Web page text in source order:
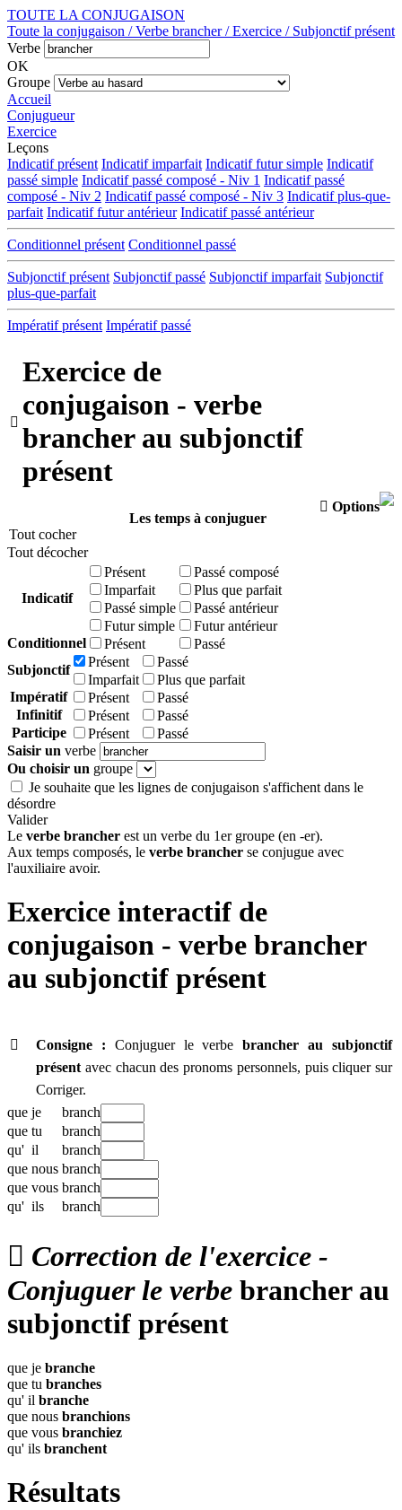
TOUTE LA CONJUGAISON
Toute la conjugaison / Verbe brancher / Exercice / Subjonctif présent
Verbe
OK
Groupe
Accueil
Conjugueur
Exercice
Leçons
Indicatif présent Indicatif imparfait Indicatif futur simple Indicatif
passé simple Indicatif passé composé - Niv 1 Indicatif passé
composé - Niv 2 Indicatif passé composé - Niv 3 Indicatif plus-que-
parfait Indicatif futur antérieur Indicatif passé antérieur
Conditionnel présent Conditionnel passé
Subjonctif présent Subjonctif passé Subjonctif imparfait Subjonctif
plus-que-parfait
Impératif présent Impératif passé

Exercice de
conjugaison - verbe
brancher au subjonctif
présent
 Options
Les temps à conjuguer
Tout cocher
Tout décocher
Indicatif
Présent
Passé composé
Imparfait
Plus que parfait
Passé simple
Passé antérieur
Futur simple
Futur antérieur
Conditionnel
Présent
Passé
Subjonctif
Présent
Passé
Imparfait
Plus que parfait
Impératif
Présent
Passé
Infinitif
Présent
Passé
Participe
Présent
Passé
Saisir un verbe
Ou choisir un groupe
Je souhaite que les lignes de conjugaison s'affichent dans le
désordre
Valider
Le verbe brancher est un verbe du 1er groupe (en -er).
Aux temps composés, le verbe brancher se conjugue avec
l'auxiliaire avoir.
Exercice interactif de
conjugaison - verbe brancher
au subjonctif présent
 Consigne : Conjuguer le verbebrancher au subjonctif
présent avec chacun des pronoms personnels, puis cliquer sur
Corriger.
que je
branch
que tu
branch
qu' il
branch
que nous branch
que vous branch
qu' ils branch
 Correction de l'exercice -
Conjuguer le verbe brancher au
subjonctif présent
que je branche
que tu branches
qu' il branche
que nous branchions
que vous branchiez
qu' ils branchent
Résultats